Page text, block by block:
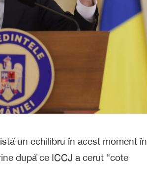
un echilibru în acest moment în
după ce ICCJ a cerut “cote